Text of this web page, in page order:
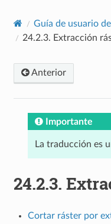
Guía de usuario
24.2.3. Extracción
Anterior
Importante
La traducción es
24.2.3.
Cortar ráster por